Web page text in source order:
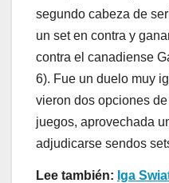
segundo cabeza de
un set en contra y
contra el canadiense
6). Fue un duelo muy
vieron dos opciones
juegos, aprovechada
adjudicarse sendos
Lee también: Iga